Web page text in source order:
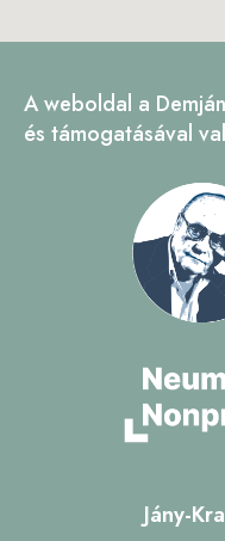
A weboldal a
és támogatásával
Jány-